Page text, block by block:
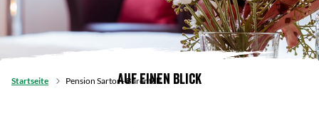
Startseite Pension Sartor - Bärenfels
Auf einen Blick